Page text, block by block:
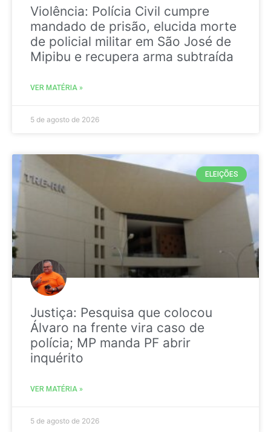
Violência: Polícia Civil cumpre
mandado de prisão, elucida morte
de policial militar em São José de
Mipibu e recupera arma subtraída
VER MATÉRIA »
5 de agosto de 2026
ELEIÇÕES
Justiça: Pesquisa que colocou
Álvaro na frente vira caso de
polícia; MP manda PF abrir
inquérito
VER MATÉRIA »
5 de agosto de 2026